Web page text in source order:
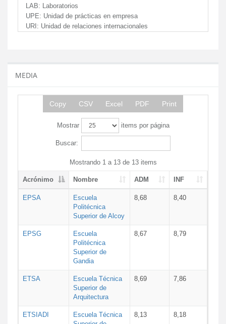
LAB: Laboratorios
UPE: Unidad de prácticas en empresa
URI: Unidad de relaciones internacionales
MEDIA
Copy CSV Excel PDF Print
Mostrar items por página
Buscar:
Mostrando 1 a 13 de 13 items
Acrónimo Nombre ADM INF
EPSA
Escuela
Politécnica
Superior de Alcoy
8,68 8,40
EPSG
Escuela
Politécnica
Superior de
Gandia
8,67 8,79
ETSA
Escuela Técnica
Superior de
Arquitectura
8,69 7,86
ETSIADI
Escuela Técnica
8,13 8,18